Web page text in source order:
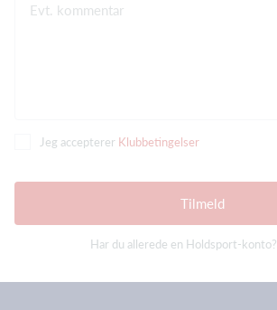
Evt. kommentar
Jeg accepterer Klubbetingelser
Tilmeld
Har du allerede en Holdsport-konto?